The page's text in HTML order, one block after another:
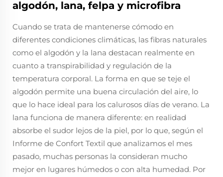
algodón, lana, felpa y microfibra
Cuando se trata de mantenerse cómodo en
diferentes condiciones climáticas, las fibras naturales
como el algodón y la lana destacan realmente en
cuanto a transpirabilidad y regulación de la
temperatura corporal. La forma en que se teje el
algodón permite una buena circulación del aire, lo
que lo hace ideal para los calurosos días de verano. La
lana funciona de manera diferente: en realidad
absorbe el sudor lejos de la piel, por lo que, según el
Informe de Confort Textil que analizamos el mes
pasado, muchas personas la consideran mucho
mejor en lugares húmedos o con alta humedad. Por